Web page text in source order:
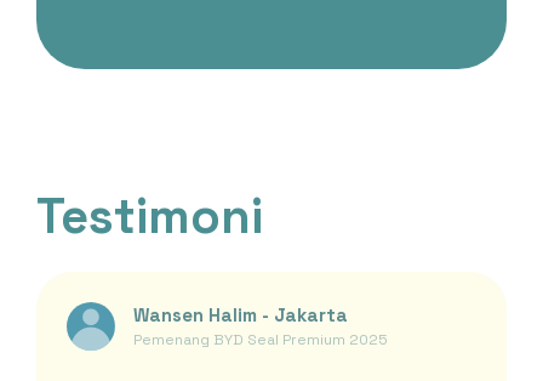
Testimoni
Wansen Halim - Jakarta
Pemenang BYD Seal Premium 2025